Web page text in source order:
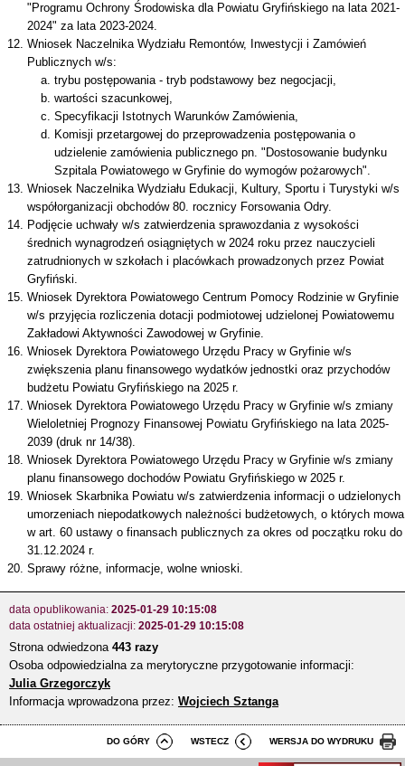
"Programu Ochrony Środowiska dla Powiatu Gryfińskiego na lata 2021-
2024" za lata 2023-2024.
Wniosek Naczelnika Wydziału Remontów, Inwestycji i Zamówień
Publicznych w/s:
trybu postępowania - tryb podstawowy bez negocjacji,
wartości szacunkowej,
Specyfikacji Istotnych Warunków Zamówienia,
Komisji przetargowej do przeprowadzenia postępowania o
udzielenie zamówienia publicznego pn. "Dostosowanie budynku
Szpitala Powiatowego w Gryfinie do wymogów pożarowych".
Wniosek Naczelnika Wydziału Edukacji, Kultury, Sportu i Turystyki w/s
współorganizacji obchodów 80. rocznicy Forsowania Odry.
Podjęcie uchwały w/s zatwierdzenia sprawozdania z wysokości
średnich wynagrodzeń osiągniętych w 2024 roku przez nauczycieli
zatrudnionych w szkołach i placówkach prowadzonych przez Powiat
Gryfiński.
Wniosek Dyrektora Powiatowego Centrum Pomocy Rodzinie w Gryfinie
w/s przyjęcia rozliczenia dotacji podmiotowej udzielonej Powiatowemu
Zakładowi Aktywności Zawodowej w Gryfinie.
Wniosek Dyrektora Powiatowego Urzędu Pracy w Gryfinie w/s
zwiększenia planu finansowego wydatków jednostki oraz przychodów
budżetu Powiatu Gryfińskiego na 2025 r.
Wniosek Dyrektora Powiatowego Urzędu Pracy w Gryfinie w/s zmiany
Wieloletniej Prognozy Finansowej Powiatu Gryfińskiego na lata 2025-
2039 (druk nr 14/38).
Wniosek Dyrektora Powiatowego Urzędu Pracy w Gryfinie w/s zmiany
planu finansowego dochodów Powiatu Gryfińskiego w 2025 r.
Wniosek Skarbnika Powiatu w/s zatwierdzenia informacji o udzielonych
umorzeniach niepodatkowych należności budżetowych, o których mowa
w art. 60 ustawy o finansach publicznych za okres od początku roku do
31.12.2024 r.
Sprawy różne, informacje, wolne wnioski.
data opublikowania: 2025-01-29 10:15:08
data ostatniej aktualizacji: 2025-01-29 10:15:08
Strona odwiedzona 443 razy
Osoba odpowiedzialna za merytoryczne przygotowanie informacji:
Julia Grzegorczyk
Informacja wprowadzona przez: Wojciech Sztanga
DO GÓRY WSTECZ WERSJA DO WYDRUKU